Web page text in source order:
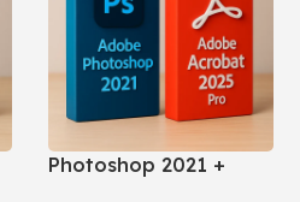
Photoshop 2021 +